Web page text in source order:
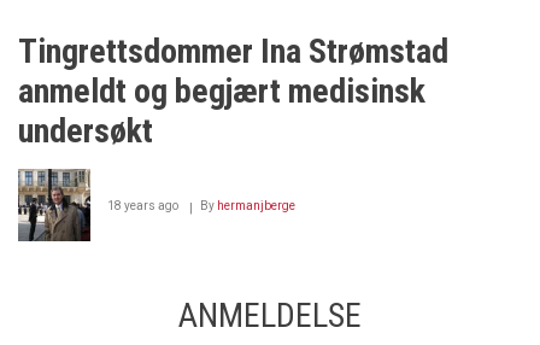
så
Tingrettsdommer Ina Strømstad
anmeldt og begjært medisinsk
undersøkt
18 years ago By hermanjberge
ANMELDELSE